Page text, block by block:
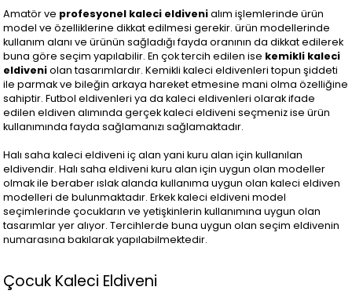
Amatör ve profesyonel kaleci eldivenialım işlemlerinde ürün
model ve özelliklerine dikkat edilmesi gerekir. ürün modellerinde
kullanım alanı ve ürünün sağladığı fayda oranının da dikkat edilerek
buna göre seçim yapılabilir. En çok tercih edilen ise kemikli kaleci
eldiveniolan tasarımlardır. Kemikli kaleci eldivenleri topun şiddeti
ile parmak ve bileğin arkaya hareket etmesine mani olma özelliğine
sahiptir. Futbol eldivenleri ya da kaleci eldivenleri olarak ifade
edilen eldiven alımında gerçek kaleci eldiveni seçmeniz ise ürün
kullanımında fayda sağlamanızı sağlamaktadır.
Halı saha kaleci eldiveni iç alan yani kuru alan için kullanılan
eldivendir. Halı saha eldiveni kuru alan için uygun olan modeller
olmak ile beraber ıslak alanda kullanıma uygun olan kaleci eldiven
modelleri de bulunmaktadır. Erkek kaleci eldiveni model
seçimlerinde çocukların ve yetişkinlerin kullanımına uygun olan
tasarımlar yer alıyor. Tercihlerde buna uygun olan seçim eldivenin
numarasına bakılarak yapılabilmektedir.
Çocuk Kaleci Eldiveni